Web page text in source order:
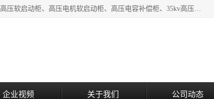
湖北中盛电气有限公司（下称中盛电气）主要产品有：水阻柜、高压软启动柜、高压电机软启动柜、高压电容补偿柜、35kv高压开关柜、高压固态软启动柜等;致力于工业电气控制、电力电子、工业用机器人及自动化产线等产品的研发、制造和应用，是集研发、生产、销售和技术服务于一体的高新技术企业。
企业视频 关于我们 公司动态